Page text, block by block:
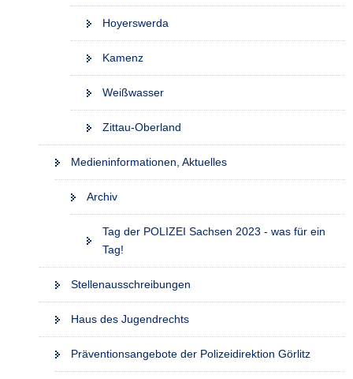
Hoyerswerda
Kamenz
Weißwasser
Zittau-Oberland
Medieninformationen, Aktuelles
Archiv
Tag der POLIZEI Sachsen 2023 - was für ein
Tag!
Stellenausschreibungen
Haus des Jugendrechts
Präventionsangebote der Polizeidirektion Görlitz